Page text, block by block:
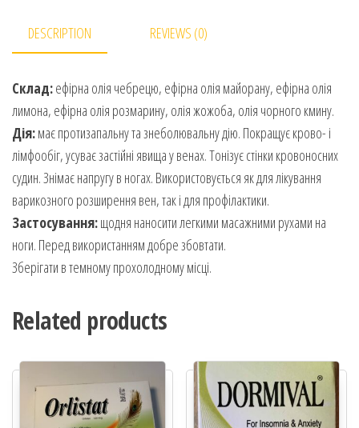
DESCRIPTION REVIEWS (0)
Склад:ефірна олія чебрецю, ефірна олія майорану, ефірна олія
лимона, ефірна олія розмарину, олія жожоба, олія чорного кмину.
Дія:має протизапальну та знеболювальну дію. Покращує крово- і
лімфообіг, усуває застійні явища у венах. Тонізує стінки кровоносних
судин. Знімає напругу в ногах. Використовується як для лікування
варикозного розширення вен, так і для профілактики.
Застосування:щодня наносити легкими масажними рухами на
ноги. Перед використанням добре збовтати.
Зберігати в темному прохолодному місці.
Related products